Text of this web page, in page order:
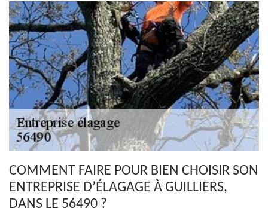
COMMENT FAIRE POUR BIEN CHOISIR SON
ENTREPRISE D’ÉLAGAGE À GUILLIERS,
DANS LE 56490 ?